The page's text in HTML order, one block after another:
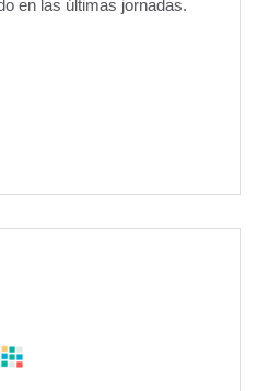
en las últimas jornadas.